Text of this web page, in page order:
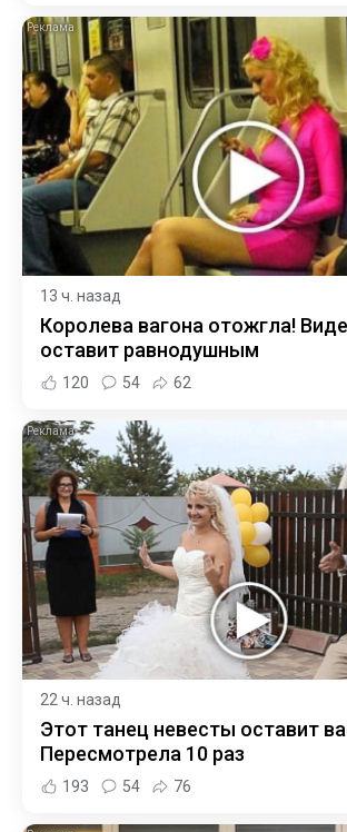
13 ч. назад
Королева вагона отожгла!
оставит равнодушным
120 54 62
22 ч. назад
Этот танец невесты оставит
Пересмотрела 10 раз
193 54 76